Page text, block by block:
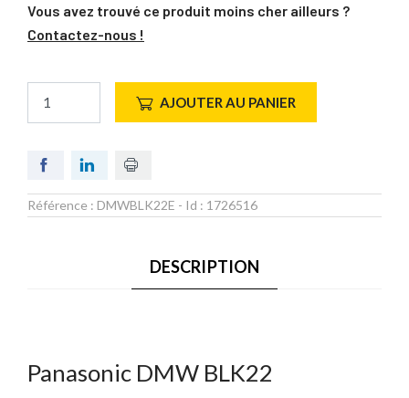
Vous avez trouvé ce produit moins cher ailleurs ?
Contactez-nous !
AJOUTER AU PANIER
Référence : DMWBLK22E - Id : 1726516
DESCRIPTION
Panasonic DMW BLK22